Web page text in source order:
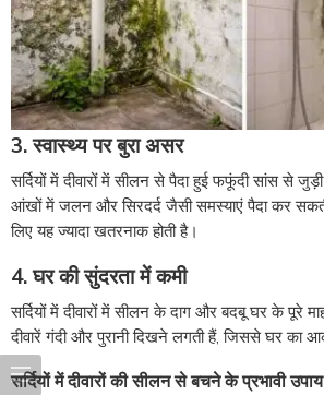
3. स्वास्थ्य पर बुरा असर
सर्दियों में दीवारों में सीलन से पैदा हुई फफूंदी सांस से जुड़ी
आंखों में जलन और सिरदर्द जैसी समस्याएं पैदा कर
लिए यह ज्यादा खतरनाक होती है।
4. घर की सुंदरता में कमी
सर्दियों में दीवारों में सीलन के दाग और बदबू घर के पूरे
दीवारें गंदी और पुरानी दिखने लगती हैं, जिससे घर का
सर्दियों में दीवारों की सीलन से बचने के प्रभावी उपाय